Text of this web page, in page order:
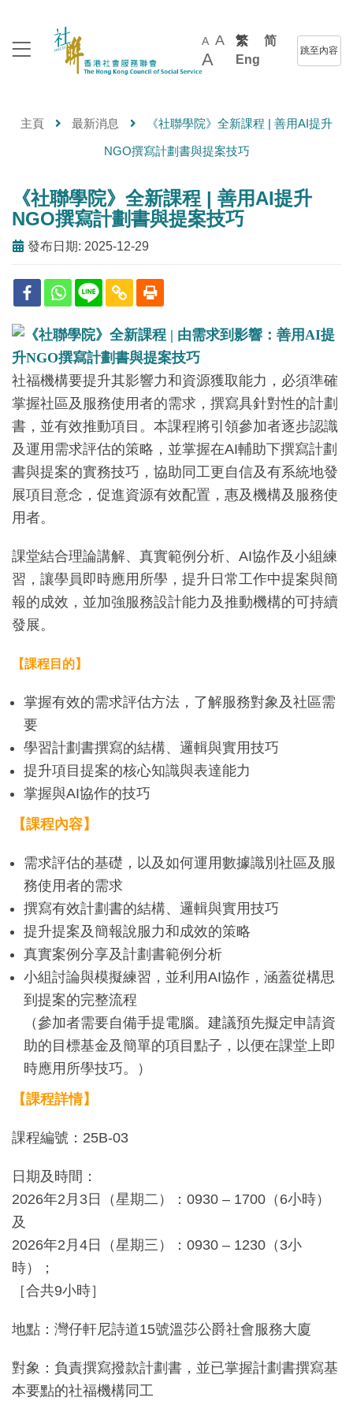
A A
A
繁
简
Eng
跳至內容
主頁 最新消息 《社聯學院》全新課程 | 善用AI提升
NGO撰寫計劃書與提案技巧
《社聯學院》全新課程 | 善用AI提升
NGO撰寫計劃書與提案技巧
發布日期: 2025-12-29
社福機構要提升其影響力和資源獲取能力，必須準確
掌握社區及服務使用者的需求，撰寫具針對性的計劃
書，並有效推動項目。本課程將引領參加者逐步認識
及運用需求評估的策略，並掌握在AI輔助下撰寫計劃
書與提案的實務技巧，協助同工更自信及有系統地發
展項目意念，促進資源有效配置，惠及機構及服務使
用者。
課堂結合理論講解、真實範例分析、AI協作及小組練
習，讓學員即時應用所學，提升日常工作中提案與簡
報的成效，並加強服務設計能力及推動機構的可持續
發展。
【課程目的】
掌握有效的需求評估方法，了解服務對象及社區需
要
學習計劃書撰寫的結構、邏輯與實用技巧
提升項目提案的核心知識與表達能力
掌握與AI協作的技巧
【課程內容】
需求評估的基礎，以及如何運用數據識別社區及服
務使用者的需求
撰寫有效計劃書的結構、邏輯與實用技巧
提升提案及簡報說服力和成效的策略
真實案例分享及計劃書範例分析
小組討論與模擬練習，並利用AI協作，涵蓋從構思
到提案的完整流程
（參加者需要自備手提電腦。建議預先擬定申請資
助的目標基金及簡單的項目點子，以便在課堂上即
時應用所學技巧。）
【課程詳情】
課程編號：25B-03
日期及時間：
2026年2月3日（星期二）：0930 – 1700（6小時）
及
2026年2月4日（星期三）：0930 – 1230（3小
時）；
［合共9小時］
地點：灣仔軒尼詩道15號溫莎公爵社會服務大廈
對象：負責撰寫撥款計劃書，並已掌握計劃書撰寫基
本要點的社福機構同工